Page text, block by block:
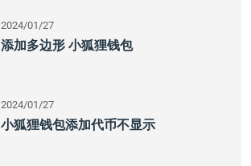
2024/01/27
添加多边形 小狐狸钱包
2024/01/27
小狐狸钱包添加代币不显示